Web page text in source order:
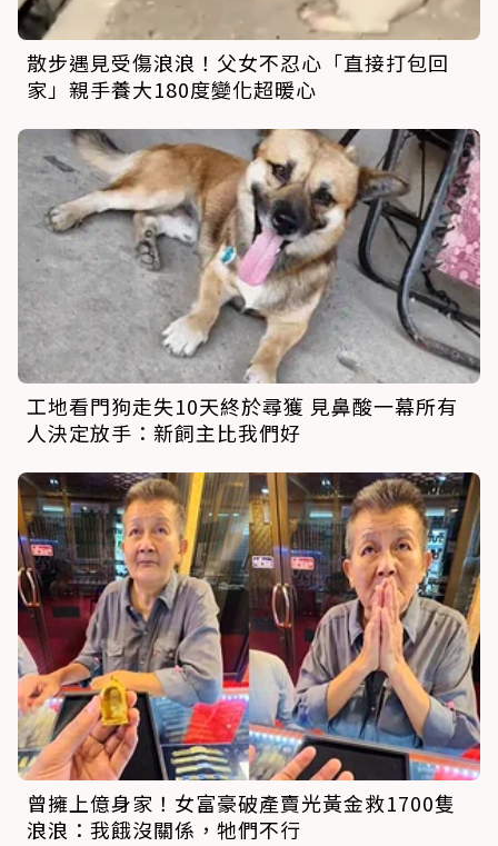
散步遇見受傷浪浪！父女不忍心「直接打包回
家」親手養大180度變化超暖心
工地看門狗走失10天終於尋獲 見鼻酸一幕所有
人決定放手：新飼主比我們好
曾擁上億身家！女富豪破產賣光黃金救1700隻
浪浪：我餓沒關係，牠們不行